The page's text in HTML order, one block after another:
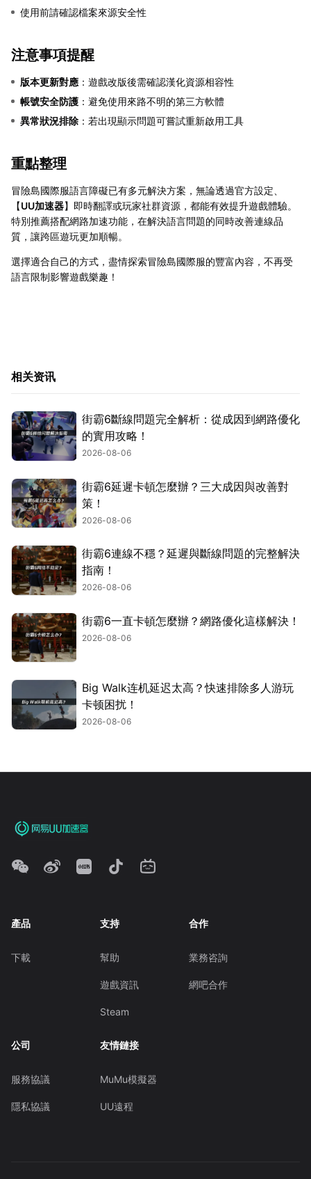
使用前請確認檔案來源安全性
注意事項提醒
版本更新對應 ：遊戲改版後需確認漢化資源相容性
帳號安全防護 ：避免使用來路不明的第三方軟體
異常狀況排除 ：若出現顯示問題可嘗試重新啟用工具
重點整理
冒險島國際服語言障礙已有多元解決方案，無論透過官方設定、
【UU加速器】即時翻譯或玩家社群資源，都能有效提升遊戲體驗。
特別推薦搭配網路加速功能，在解決語言問題的同時改善連線品
質，讓跨區遊玩更加順暢。
選擇適合自己的方式，盡情探索冒險島國際服的豐富內容，不再受
語言限制影響遊戲樂趣！
相关资讯
街霸6斷線問題完全解析：從成因到網路優化
的實用攻略！
2026-08-06
街霸6延遲卡頓怎麼辦？三大成因與改善對
策！
2026-08-06
街霸6連線不穩？延遲與斷線問題的完整解決
指南！
2026-08-06
街霸6一直卡頓怎麼辦？網路優化這樣解決！
2026-08-06
Big Walk连机延迟太高？快速排除多人游玩
卡顿困扰！
2026-08-06
產品
下載
支持
幫助
遊戲資訊
Steam
合作
業務咨詢
網吧合作
公司
服務協議
隱私協議
友情鏈接
MuMu模擬器
UU遠程